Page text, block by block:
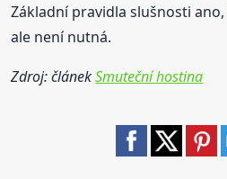
Základní pravidla slušnosti
ale není nutná.
Zdroj: článekSmuteční hostina